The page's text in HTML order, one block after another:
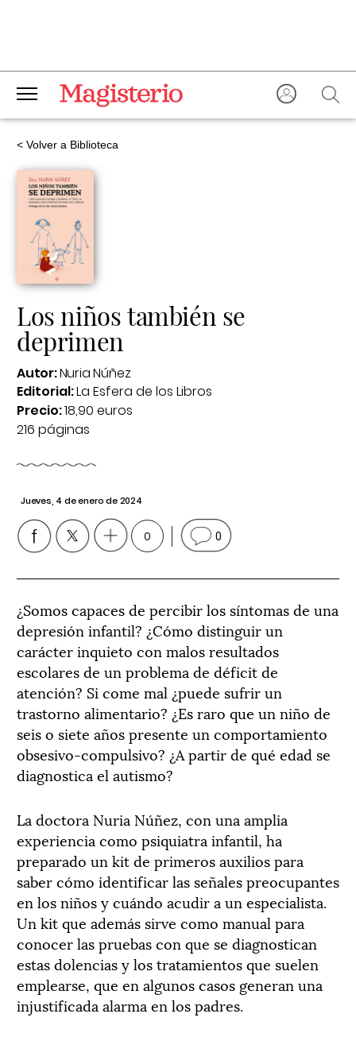
< Volver a Biblioteca
Los niños también se
deprimen
Autor:Nuria Núñez
Editorial:La Esfera de los Libros
Precio:18,90 euros
216 páginas
Jueves, 4 de enero de 2024
0 0
¿Somos capaces de percibir los síntomas de una
depresión infantil? ¿Cómo distinguir un
carácter inquieto con malos resultados
escolares de un problema de déficit de
atención? Si come mal ¿puede sufrir un
trastorno alimentario? ¿Es raro que un niño de
seis o siete años presente un comportamiento
obsesivo-compulsivo? ¿A partir de qué edad se
diagnostica el autismo?
La doctora Nuria Núñez, con una amplia
experiencia como psiquiatra infantil, ha
preparado un kit de primeros auxilios para
saber cómo identificar las señales preocupantes
en los niños y cuándo acudir a un especialista.
Un kit que además sirve como manual para
conocer las pruebas con que se diagnostican
estas dolencias y los tratamientos que suelen
emplearse, que en algunos casos generan una
injustificada alarma en los padres.